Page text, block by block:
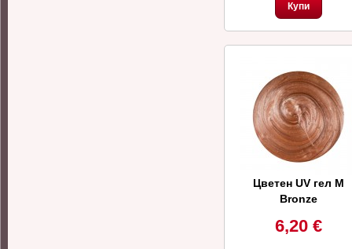
Купи
Цветен UV гел M
Bronze
6,20 €